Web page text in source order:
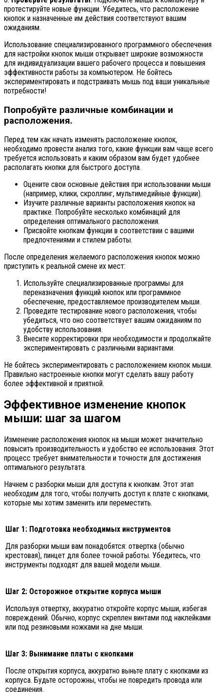
протестируйте новые функции. Убедитесь, что расположение
кнопок и назначенные им действия соответствуют вашим
ожиданиям.
Использование специализированного программного обеспечения
для настройки кнопок мыши открывает широкие возможности
для индивидуализации вашего рабочего процесса и повышения
эффективности работы за компьютером. Не бойтесь
экспериментировать и подстраивать мышь под ваши уникальные
потребности!
Попробуйте различные комбинации и
расположения.
Перед тем как начать изменять расположение кнопок,
необходимо провести анализ того, какие функции вам чаще всего
требуется использовать и каким образом вам будет удобнее
располагать кнопки для быстрого доступа.
Оцените свои основные действия при использовании мыши
(например, клики, скроллинг, мультимедийные функции).
Изучите различные варианты расположения кнопок на
практике. Попробуйте несколько комбинаций для
определения оптимального расположения.
Присвойте кнопкам функции в соответствии с вашими
предпочтениями и стилем работы.
После определения желаемого расположения кнопок можно
приступить к реальной смене их мест:
Используйте специализированные программы для
переназначения функций кнопок или программное
обеспечение, предоставляемое производителем мыши.
Проведите тестирование нового расположения, чтобы
убедиться, что оно соответствует вашим ожиданиям по
удобству использования.
Внесите корректировки при необходимости и продолжайте
экспериментировать с различными вариантами.
Не бойтесь экспериментировать с расположением кнопок мыши.
Правильно настроенные кнопки могут сделать вашу работу
более эффективной и приятной.
Эффективное изменение кнопок
мыши: шаг за шагом
Изменение расположения кнопок на мыши может значительно
повысить производительность и удобство ее использования. Этот
процесс требует внимательности и точности для достижения
оптимального результата.
Начнем с разборки мыши для доступа к кнопкам. Этот этап
необходим для того, чтобы получить доступ к плате с кнопками,
которые мы хотим заменить или переместить.
Шаг 1: Подготовка необходимых инструментов
Для разборки мыши вам понадобятся: отвертка (обычно
крестовая), пинцет для более точной работы. Убедитесь, что
инструменты подходят для вашей модели мыши.
Шаг 2: Осторожное открытие корпуса мыши
Используя отвертку, аккуратно откройте корпус мыши, избегая
повреждений. Обычно, корпус скреплен винтами под наклейками
или под резиновыми ножками на дне мыши.
Шаг 3: Вынимание платы с кнопками
После открытия корпуса, аккуратно выньте плату с кнопками из
корпуса. Будьте осторожны, чтобы не повредить провода или
соединения.